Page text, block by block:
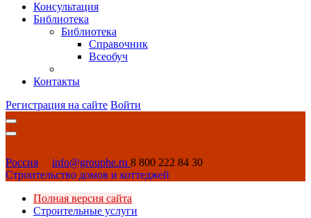
Консультация
Библиотека
Библиотека
Справочник
Всеобуч
Контакты
Регистрация на сайте Войти
Россия info@grouphe.ru 8 800 222 84 30
Строительство домов и коттеджей
Полная версия сайта
Строительные услуги